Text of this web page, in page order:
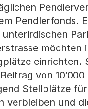
Pendlerfonds.
möchten
einrichten.
von
Stellplätze
verbleiben und